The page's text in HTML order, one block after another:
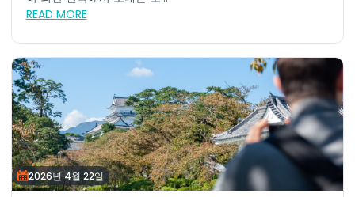
READ MORE
2026년 4월 22일